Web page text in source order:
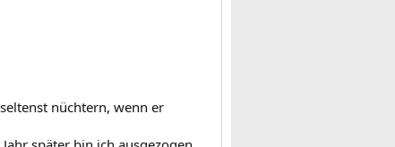
nüchtern, wenn er